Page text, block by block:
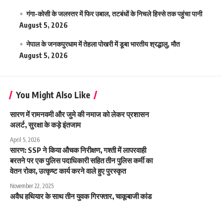
गंगा-कोसी के जलस्तर में फिर उबाल, तटबंधों के निचले हिस्से तक पहुंचा पानी
August 5, 2026
नेपाल के जनकपुरधाम में तेहला पोखरी में डूबा भारतीय श्रद्धालु, मौत
August 5, 2026
You Might Also Like
सारण में रामनवमी और जुमे की नमाज को लेकर प्रशासन
अलर्ट, सुरक्षा के कड़े इंतजाम
April 5, 2026
सारण: SSP ने किया औचक निरीक्षण, गश्ती में लापरवाही
बरतने पर एक पुलिस पदाधिकारी सहित तीन पुलिस कर्मी का
वेतन रोका, उत्कृष्ट कार्य करने वाले हुए पुरस्कृत
November 22, 2025
अवैध हथियार के साथ तीन युवक गिरफ्तार, चाकूबाजी कांड